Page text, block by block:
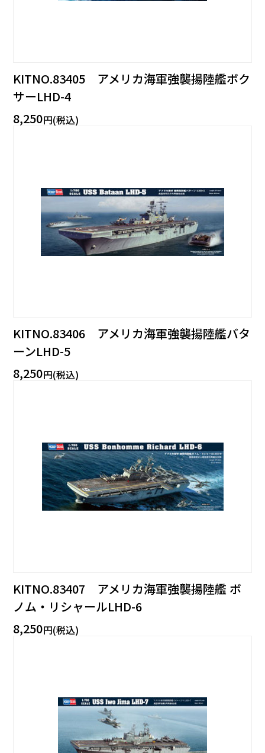
KITNO.83405 アメリカ海軍強襲揚陸艦ボク
サーLHD-4
8,250円(税込)
KITNO.83406 アメリカ海軍強襲揚陸艦バタ
ーンLHD-5
8,250円(税込)
KITNO.83407 アメリカ海軍強襲揚陸艦 ボ
ノム・リシャールLHD-6
8,250円(税込)